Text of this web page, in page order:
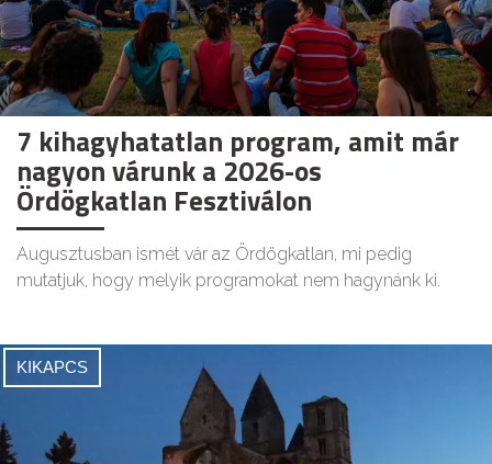
7 kihagyhatatlan program, amit már
nagyon várunk a 2026-os
Ördögkatlan Fesztiválon
Augusztusban ismét vár az Ördögkatlan, mi pedig
mutatjuk, hogy melyik programokat nem hagynánk ki.
KIKAPCS